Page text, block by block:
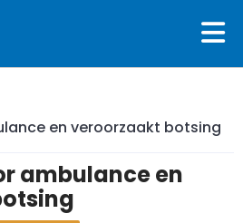
en veroorzaakt botsing
ambulance en